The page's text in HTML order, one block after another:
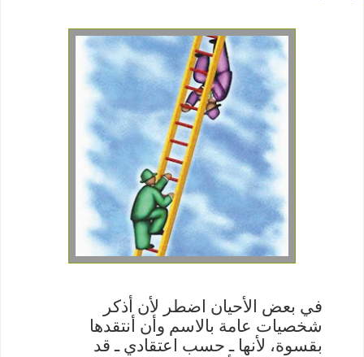
في بعض الأحيان اضطر لأن أذكر
شخصيات عامة بالاسم وأن أنتقدها
بقسوة، لأنها ـ حسب اعتقادي ـ قد